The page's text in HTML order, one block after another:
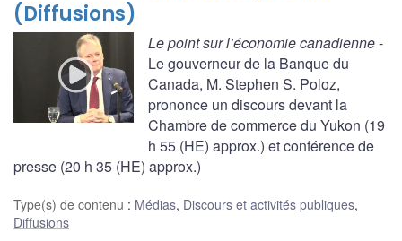
(Diffusions)
Le point sur l’économie canadienne-
Le gouverneur de la Banque du
Canada, M. Stephen S. Poloz,
prononce un discours devant la
Chambre de commerce du Yukon (19
h 55 (HE) approx.) et conférence de
presse (20 h 35 (HE) approx.)
Type(s) de contenu : Médias, Discours et activités publiques,
Diffusions